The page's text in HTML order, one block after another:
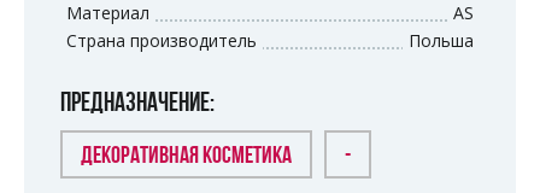
Материал
AS
Страна производитель
Польша
ПРЕДНАЗНАЧЕНИЕ:
ДЕКОРАТИВНАЯ КОСМЕТИКА -